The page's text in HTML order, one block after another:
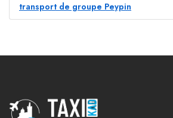
transport de groupe Peypin